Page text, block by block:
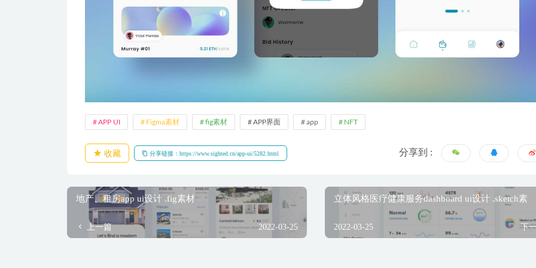
APP UI Figma素材 fig素材 APP界面 app NFT
收藏 分享链接：https://www.sighted.cn/app-ui/5282.html 分享到 :
地产、租房app ui设计 .fig素材
上一篇 2022-03-25
立体风格医疗健康服务dashboard ui设计 .sketch素
2022-03-25 下